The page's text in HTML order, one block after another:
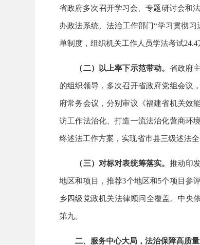
省政府多次召开学习会、专题研讨会和
办政法系统、法治工作部门“学习贯彻
单制度，组织机关工作人员学法考试24.4
（二）以上率下示范带动。 省政府
的组织领导，多次召开省政府党组会议
府常务会议，分别审议《福建省机关效
访工作法治化、打造一流法治化营商环
终述法工作方案，实现省市县三级述法全
（三）对标对表统筹落实。 推动印
地区和项目，推荐3个地区和5个项目参
乡四级党政机关法律顾问全覆盖。中央
第九。
二、服务中心大局，法治保障高质